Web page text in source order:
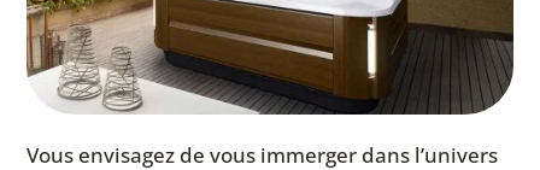
Vous envisagez de vous immerger dans l’univers